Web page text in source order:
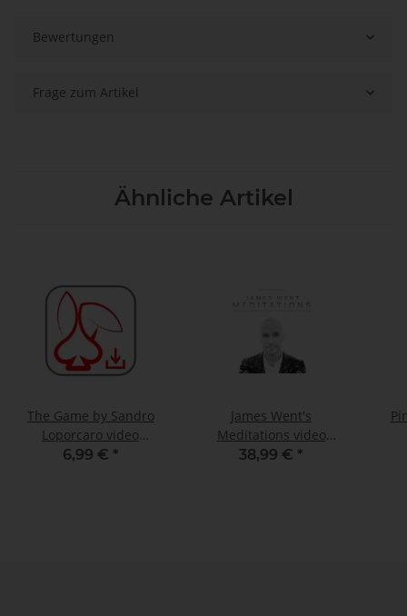
Bewertungen
Frage zum Artikel
Ähnliche Artikel
The Game by Sandro
Loporcaro video
DOWNLOAD
6,99 € *
James Went's
Meditations video
DOWNLOAD
38,99 € *